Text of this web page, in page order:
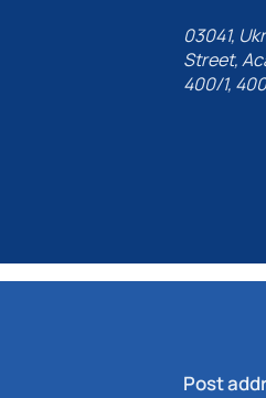
03041,
Street,
400/1,
Post